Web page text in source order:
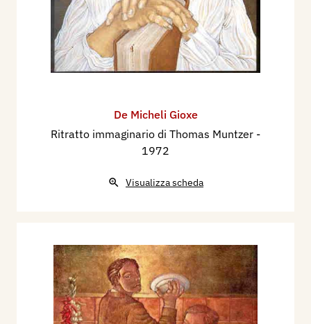
De Micheli Gioxe
Ritratto immaginario di Thomas Muntzer -
1972
Visualizza scheda